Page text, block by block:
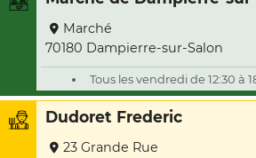
Marché
70180 Dampierre-sur-Salon
Tous les vendredi de 12:30 à
Dudoret Frederic
23 Grande Rue